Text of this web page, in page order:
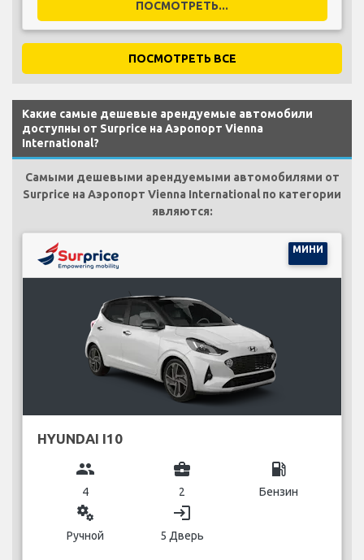
ПОСМОТРЕТЬ...
ПОСМОТРЕТЬ ВСЕ
Какие самые дешевые арендуемые автомобили
доступны от Surprice на Аэропорт Vienna
International?
Самыми дешевыми арендуемыми автомобилями от
Surprice на Аэропорт Vienna International по категории
являются:
МИНИ
HYUNDAI I10
group
4
business_center
2
local_gas_station
Бензин
miscellaneous_services
Ручной
login
5 Дверь